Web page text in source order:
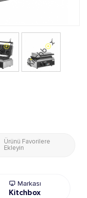
Ürünü Favorilere
Ekleyin
Markası
Kitchbox